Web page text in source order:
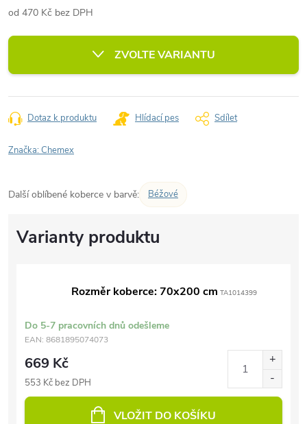
od 470 Kč bez DPH
cena:
ZVOLTE VARIANTU
Dotaz k produktu Hlídací pes Sdílet
Značka:Chemex
Další oblíbené koberce v barvě: Béžové
Rozměr koberce: 70x200 cm TA1014399
Do 5-7 pracovních dnů odešleme
EAN: 8681895074073
669 Kč
553 Kč bez DPH
VLOŽIT DO KOŠÍKU